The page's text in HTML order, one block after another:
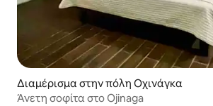
Διαμέρισμα στην πόλη Οχινάγκα
Άνετη σοφίτα στο Ojinaga